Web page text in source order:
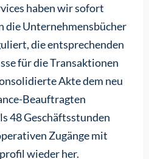
haben wir sofort
die Unternehmensbücher
die entsprechenden
für die Transaktionen
Akte dem neu
Beauftragten
48 Geschäftsstunden
Zugänge mit
wieder her.